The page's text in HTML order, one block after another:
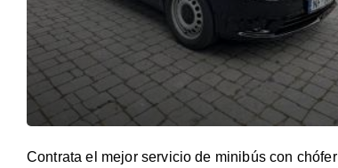
Contrata el mejor servicio de minibús con chófer